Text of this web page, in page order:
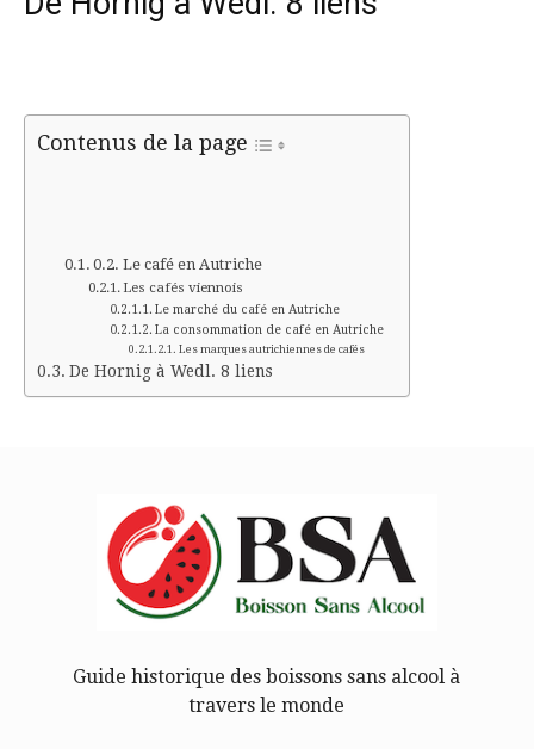
Contenus de la page
Le café en Autriche
Les cafés viennois
Le marché du café en Autriche
La consommation de café en Autriche
Les marques autrichiennes de cafés
De Hornig à Wedl. 8 liens
Guide historique des boissons sans alcool à
travers le monde